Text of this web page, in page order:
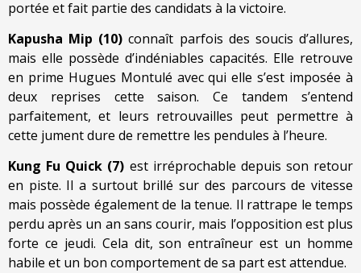
portée et fait partie des candidats à la victoire.
Kapusha Mip (10)connaît parfois des soucis d’allures,
mais elle possède d’indéniables capacités. Elle retrouve
en prime Hugues Montulé avec qui elle s’est imposée à
deux reprises cette saison. Ce tandem s’entend
parfaitement, et leurs retrouvailles peut permettre à
cette jument dure de remettre les pendules à l’heure.
Kung Fu Quick (7) est irréprochable depuis son retour
en piste. Il a surtout brillé sur des parcours de vitesse
mais possède également de la tenue. Il rattrape le temps
perdu après un an sans courir, mais l’opposition est plus
forte ce jeudi. Cela dit, son entraîneur est un homme
habile et un bon comportement de sa part est attendue.